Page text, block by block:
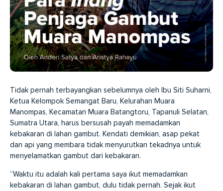
Tidak pernah terbayangkan sebelumnya oleh Ibu Siti Suharni,
Ketua Kelompok Semangat Baru, Kelurahan Muara
Manompas, Kecamatan Muara Batangtoru, Tapanuli Selatan,
Sumatra Utara, harus bersusah payah memadamkan
kebakaran di lahan gambut. Kendati demikian, asap pekat
dan api yang membara tidak menyurutkan tekadnya untuk
menyelamatkan gambut dari kebakaran.
“Waktu itu adalah kali pertama saya ikut memadamkan
kebakaran di lahan gambut, dulu tidak pernah. Sejak ikut